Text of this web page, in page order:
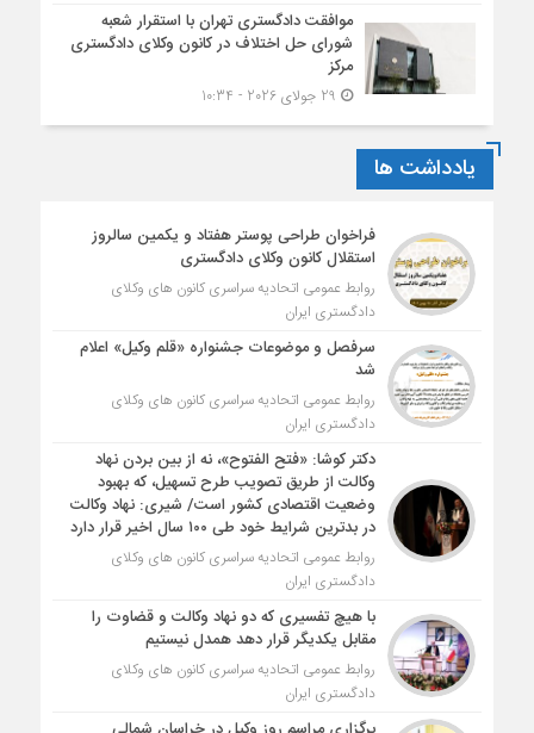
موافقت دادگستری تهران با استقرار شعبه
شورای حل اختلاف در کانون وکلای دادگستری
مرکز
یادداشت ها
فراخوان طراحی پوستر هفتاد و یکمین سالروز
استقلال کانون وکلای دادگستری
روابط عمومی اتحادیه سراسری کانون های وکلای
دادگستری ایران
سرفصل و موضوعات جشنواره «قلم وکیل» اعلام
شد
روابط عمومی اتحادیه سراسری کانون های وکلای
دادگستری ایران
دکتر کوشا: «فتح الفتوح»، نه از بین بردن نهاد
وکالت از طریق تصویب طرح تسهیل، که بهبود
وضعیت اقتصادی کشور است/ شیری: نهاد وکالت
در بدترین شرایط خود طی ۱۰۰ سال اخیر قرار دارد
روابط عمومی اتحادیه سراسری کانون های وکلای
دادگستری ایران
با هیچ تفسیری که دو نهاد وکالت و قضاوت را
مقابل یکدیگر قرار دهد همدل نیستیم
روابط عمومی اتحادیه سراسری کانون های وکلای
دادگستری ایران